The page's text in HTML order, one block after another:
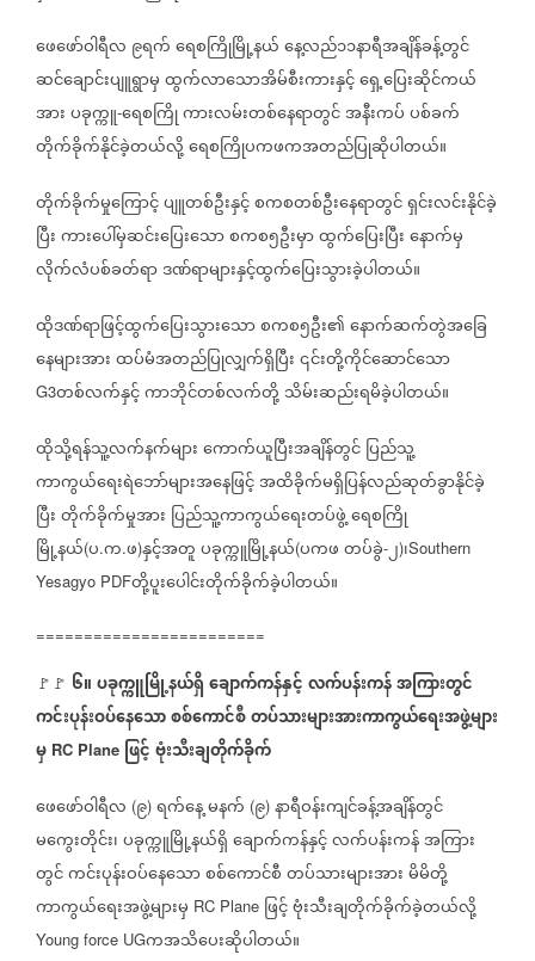
ဖေဖော်ဝါရီလ ၉ရက်ရေစကြိုမြို့နယ်နေ့လည်၁၁နာရီအချိန်ခန့်တွင်
ဆင်ချောင်းပျူရွာမှထွက်လာသောအိမ်စီးကားနှင့်ရှေ့ပြေးဆိုင်ကယ်
အားပခုက္ကူ-ရေစကြိုကားလမ်းတစ်နေရာတွင်အနီးကပ်ပစ်ခက်
တိုက်ခိုက်နိုင်ခဲ့တယ်လို့ရေစကြိုပကဖကအတည်ပြုဆိုပါတယ်။
တိုက်ခိုက်မှုကြောင့်ပျူတစ်ဦးနှင့်စကစတစ်ဦးနေရာတွင်ရှင်းလင်းနိုင်ခဲ့
ပြီးကားပေါ်မှဆင်းပြေးသောစကစ၅ဦးမှာထွက်ပြေးပြီးနောက်မှ
လိုက်လံပစ်ခတ်ရာဒဏ်ရာများနှင့်ထွက်ပြေးသွားခဲ့ပါတယ်။
ထိုဒဏ်ရာဖြင့်ထွက်ပြေးသွားသောစကစ၅ဦး၏နောက်ဆက်တွဲအခြေ
နေများအားထပ်မံအတည်ပြုလျှက်ရှိပြီး၎င်းတို့ကိုင်ဆောင်သော
G3တစ်လက်နှင့်ကာဘိုင်တစ်လက်တို့သိမ်းဆည်းရမိခဲ့ပါတယ်။
ထိုသို့ရန်သူ့လက်နက်များကောက်ယူပြီးအချိန်တွင်ပြည်သူ့
ကာကွယ်ရေးရဲဘော်များအနေဖြင့်အထိခိုက်မရှိပြန်လည်ဆုတ်ခွာနိုင်ခဲ့
ပြီးတိုက်ခိုက်မှုအား ပြည်သူ့ကာကွယ်ရေးတပ်ဖွဲ့ရေစကြို
မြို့နယ်(ပ.က.ဖ)နှင့်အတူပခုက္ကူမြို့နယ်(ပကဖတပ်ခွဲ-၂)၊Southern
Yesagyo PDFတို့ပူးပေါင်းတိုက်ခိုက်ခဲ့ပါတယ်။
========================
🚩🚩 ၆။ပခုက္ကူမြို့နယ်ရှိချောက်ကန်နှင့်လက်ပန်းကန်အကြားတွင်
ကင်းပုန်းဝပ်နေသောစစ်ကောင်စီတပ်သားများအားကာကွယ်ရေးအဖွဲ့များ
မှ RC Plane ဖြင့်ဗုံးသီးချတိုက်ခိုက်
ဖေဖော်ဝါရီလ (၉) ရက်နေ့မနက် (၉) နာရီဝန်းကျင်ခန့်အချိန်တွင်
မကွေးတိုင်း၊ပခုက္ကူမြို့နယ်ရှိချောက်ကန်နှင့်လက်ပန်းကန်အကြား
တွင်ကင်းပုန်းဝပ်နေသောစစ်ကောင်စီတပ်သားများအားမိမိတို့
ကာကွယ်ရေးအဖွဲ့များမှ RC Plane ဖြင့်ဗုံးသီးချတိုက်ခိုက်ခဲ့တယ်လို့
Young force UGကအသိပေးဆိုပါတယ်။